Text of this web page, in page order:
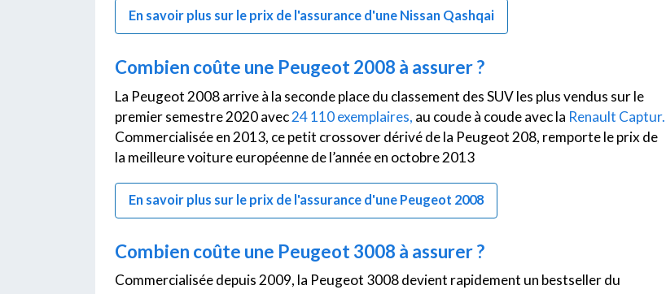
En savoir plus sur le prix de l'assurance d'une Nissan Qashqai
Combien coûte une Peugeot 2008 à assurer ?
La Peugeot 2008 arrive à la seconde place du classement des SUV les plus vendus sur le
premier semestre 2020 avec24 110 exemplaires, au coude à coude avec la Renault Captur.
Commercialisée en 2013, ce petit crossover dérivé de la Peugeot 208, remporte le prix de
la meilleure voiture européenne de l’année en octobre 2013
En savoir plus sur le prix de l'assurance d'une Peugeot 2008
Combien coûte une Peugeot 3008 à assurer ?
Commercialisée depuis 2009, la Peugeot 3008 devient rapidement un bestseller du